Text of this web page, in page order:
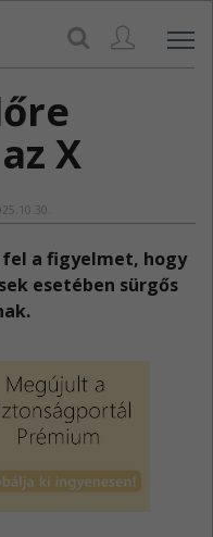
X
a figyelmet, hogy
esetében sürgős